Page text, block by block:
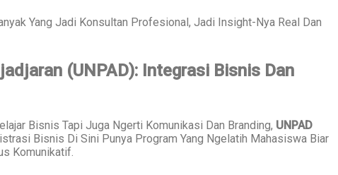
Yang Jadi Konsultan Profesional, Jadi Insight-Nya Real Dan
(UNPAD): Integrasi Bisnis Dan
Bisnis Tapi Juga Ngerti Komunikasi Dan Branding, UNPAD
Bisnis Di Sini Punya Program Yang Ngelatih Mahasiswa Biar
Komunikatif.